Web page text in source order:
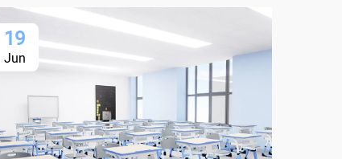
19
Jun